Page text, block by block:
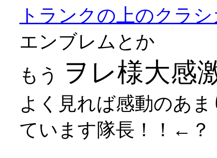
トランクの上のクラ
エンブレムとか
もう
ヲレ様大感
よく見れば感動のあ
ています隊長！！←？